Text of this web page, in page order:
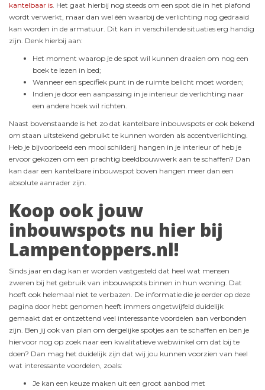
kantelbaar is. Het gaat hierbij nog steeds om een spot die in het plafond
wordt verwerkt, maar dan wel één waarbij de verlichting nog gedraaid
kan worden in de armatuur. Dit kan in verschillende situaties erg handig
zijn. Denk hierbij aan:
Het moment waarop je de spot wil kunnen draaien om nog een
boek te lezen in bed;
Wanneer een specifiek punt in de ruimte belicht moet worden;
Indien je door een aanpassing in je interieur de verlichting naar
een andere hoek wil richten.
Naast bovenstaande is het zo dat kantelbare inbouwspots er ook bekend
om staan uitstekend gebruikt te kunnen worden als accentverlichting.
Heb je bijvoorbeeld een mooi schilderij hangen in je interieur of heb je
ervoor gekozen om een prachtig beeldbouwwerk aan te schaffen? Dan
kan daar een kantelbare inbouwspot boven hangen meer dan een
absolute aanrader zijn.
Koop ook jouw
inbouwspots nu hier bij
Lampentoppers.nl!
Sinds jaar en dag kan er worden vastgesteld dat heel wat mensen
zweren bij het gebruik van inbouwspots binnen in hun woning. Dat
hoeft ook helemaal niet te verbazen. De informatie die je eerder op deze
pagina door hebt genomen heeft immers ongetwijfeld duidelijk
gemaakt dat er ontzettend veel interessante voordelen aan verbonden
zijn. Ben jij ook van plan om dergelijke spotjes aan te schaffen en ben je
hiervoor nog op zoek naar een kwalitatieve webwinkel om dat bij te
doen? Dan mag het duidelijk zijn dat wij jou kunnen voorzien van heel
wat interessante voordelen, zoals:
Je kan een keuze maken uit een groot aanbod met